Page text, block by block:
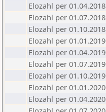
Elozahl per 01.04.2018
Elozahl per 01.07.2018
Elozahl per 01.10.2018
Elozahl per 01.01.2019
Elozahl per 01.04.2019
Elozahl per 01.07.2019
Elozahl per 01.10.2019
Elozahl per 01.01.2020
Elozahl per 01.04.2020